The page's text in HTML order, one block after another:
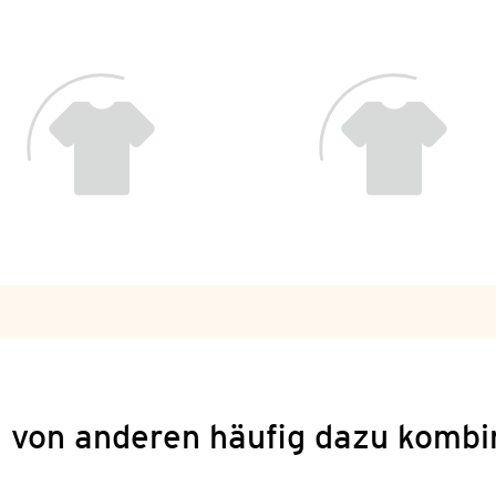
von anderen häufig dazu